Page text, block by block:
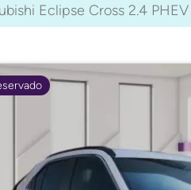
Eclipse Cross 2.4